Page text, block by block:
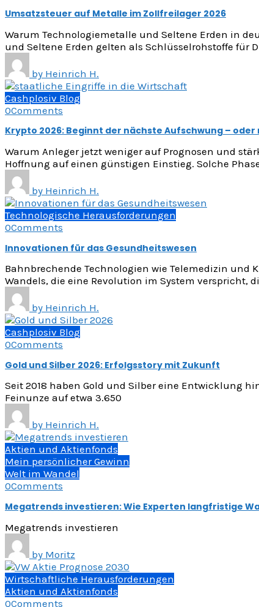
Umsatzsteuer auf Metalle im Zollfreilager 2026
Warum Technologiemetalle und Seltene Erden in
und Seltene Erden gelten als Schlüsselrohstoffe
by Heinrich H.
Cashplosiv Blog
0Comments
Krypto 2026: Beginnt der nächste Aufschwung –
Warum Anleger jetzt weniger auf Prognosen und
Hoffnung auf einen günstigen Einstieg. Solche
by Heinrich H.
Technologische Herausforderungen
0Comments
Innovationen für das Gesundheitswesen
Bahnbrechende Technologien wie Telemedizin und
Wandels, die eine Revolution im System verspricht,
by Heinrich H.
Cashplosiv Blog
0Comments
Gold und Silber 2026: Erfolgsstory mit Zukunft
Seit 2018 haben Gold und Silber eine Entwicklung
Feinunze auf etwa 3.650
by Heinrich H.
Aktien und Aktienfonds
Mein persönlicher Gewinn
Welt im Wandel
0Comments
Megatrends investieren: Wie Experten langfristige
Megatrends investieren
by Moritz
Wirtschaftliche Herausforderungen
Aktien und Aktienfonds
0Comments